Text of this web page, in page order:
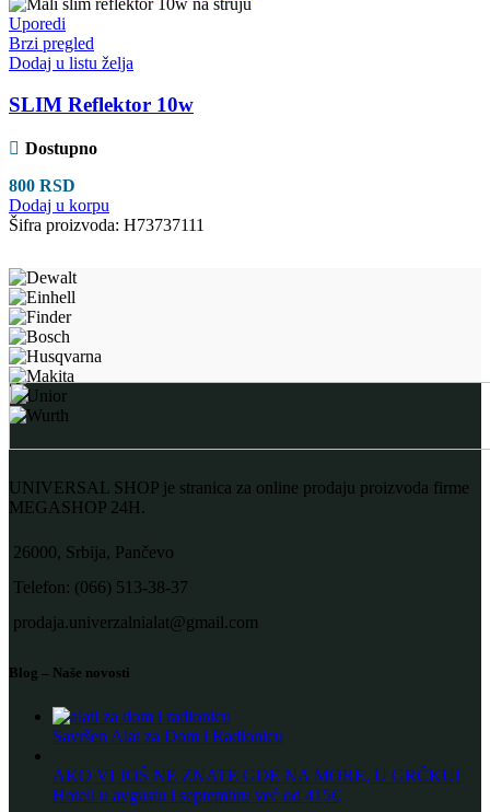
Uporedi
Brzi pregled
Dodaj u listu želja
SLIM Reflektor 10w
Dostupno
800 RSD
Dodaj u korpu
Šifra proizvoda: H73737111
UNIVERSAL SHOP je stranica za online prodaju proizvoda firme
MEGASHOP 24H.
26000, Srbija, Pančevo
Telefon: (066) 513-38-37
prodaja.univerzalnialat@gmail.com
Blog – Naše novosti
Savršen Alat za Dom i Radionicu
AKO VI JOŠ NE ZNATE GDE NA MORE, U GRČKU!
Hoteli u avgustu i septembru već od 415€